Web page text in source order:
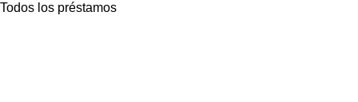
Todos los préstamos